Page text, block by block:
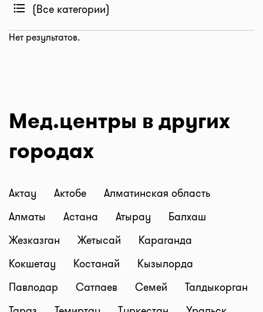
format_list_bulleted (Все категории)
Нет результатов.
Мед.центры в других
городах
Актау Актобе
Алматинская область
Алматы
Астана Атырау
Балхаш
Жезказган
Жетысай
Караганда
Кокшетау
Костанай
Кызылорда
Павлодар
Сатпаев Семей
Талдыкорган